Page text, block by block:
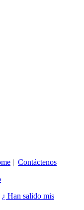
| Contáctenos
¿ Han salido mis